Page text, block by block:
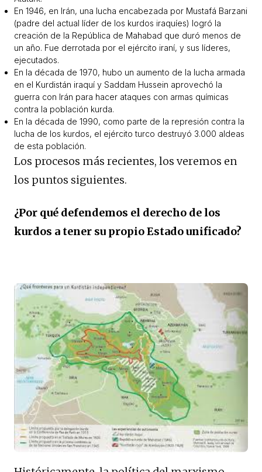
En 1946, en Irán, una lucha encabezada por Mustafá Barzani
(padre del actual líder de los kurdos iraquíes) logró la
creación de la República de Mahabad que duró menos de
un año. Fue derrotada por el ejército iraní, y sus líderes,
ejecutados.
En la década de 1970, hubo un aumento de la lucha armada
en el Kurdistán iraquí y Saddam Hussein aprovechó la
guerra con Irán para hacer ataques con armas químicas
contra la población kurda.
En la década de 1990, como parte de la represión contra la
lucha de los kurdos, el ejército turco destruyó 3.000 aldeas
de esta población.
Los procesos más recientes, los veremos en
los puntos siguientes.
¿Por qué defendemos el derecho de los
kurdos a tener su propio Estado unificado?